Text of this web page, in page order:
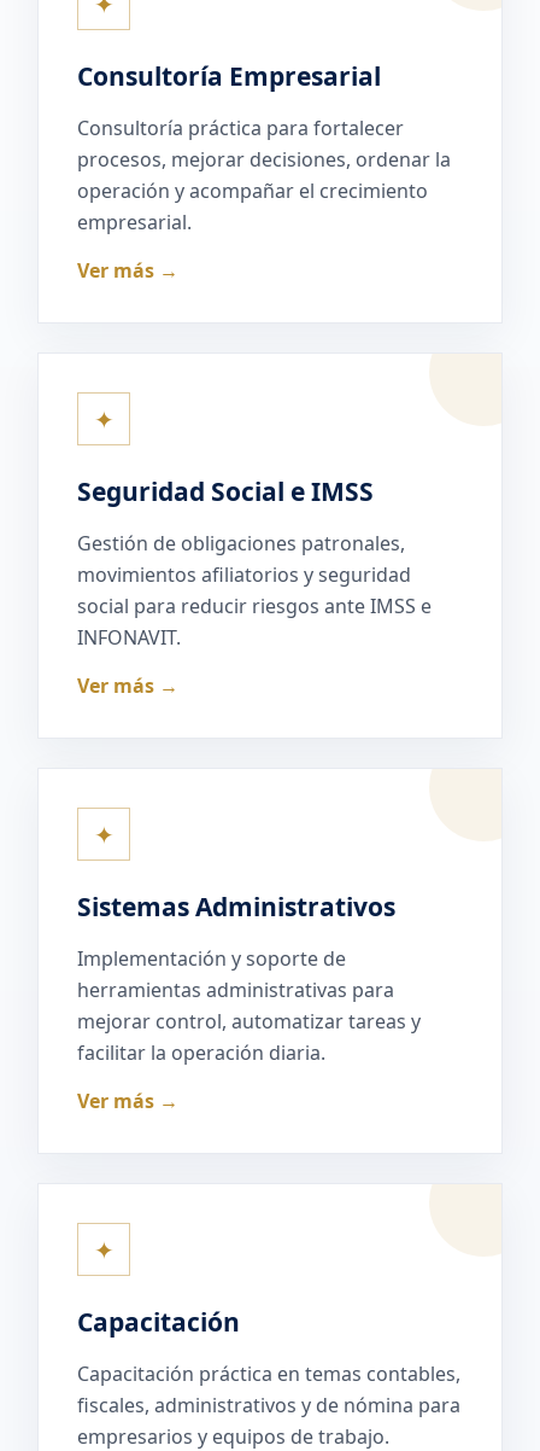
Consultoría Empresarial
Consultoría práctica para fortalecer
procesos, mejorar decisiones, ordenar la
operación y acompañar el crecimiento
empresarial.
Ver más →
✦
Seguridad Social e IMSS
Gestión de obligaciones patronales,
movimientos afiliatorios y seguridad
social para reducir riesgos ante IMSS e
INFONAVIT.
Ver más →
✦
Sistemas Administrativos
Implementación y soporte de
herramientas administrativas para
mejorar control, automatizar tareas y
facilitar la operación diaria.
Ver más →
✦
Capacitación
Capacitación práctica en temas contables,
fiscales, administrativos y de nómina para
empresarios y equipos de trabajo.